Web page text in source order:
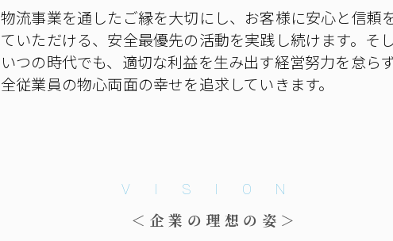
物流事業を通したご縁を大切にし、お客様に安心と信頼
ていただける、安全最優先の活動を実践し続けます。そ
いつの時代でも、適切な利益を生み出す経営努力を怠ら
全従業員の物心両面の幸せを追求していきます。
VISION
＜企業の理想の姿＞